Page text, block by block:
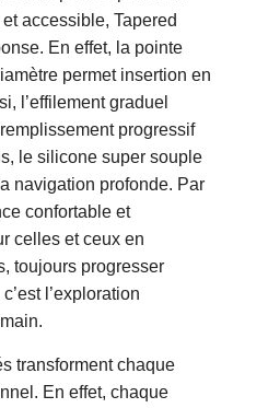
accessible, Tapered
En effet, la pointe
permet insertion en
l’effilement graduel
progressif
le silicone super souple
navigation profonde. Par
confortable et
celles et ceux en
toujours progresser
l’exploration
transforment chaque
En effet, chaque